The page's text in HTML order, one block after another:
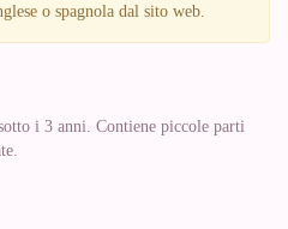
o spagnola dal sito web.
i 3 anni. Contiene piccole parti